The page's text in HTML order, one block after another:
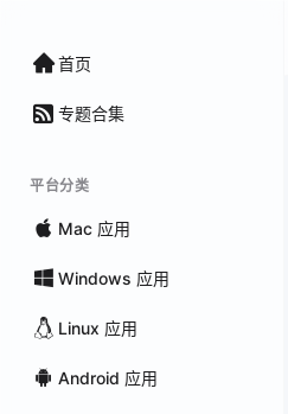
首页
专题合集
平台分类
Mac 应用
Windows 应用
Linux 应用
Android 应用